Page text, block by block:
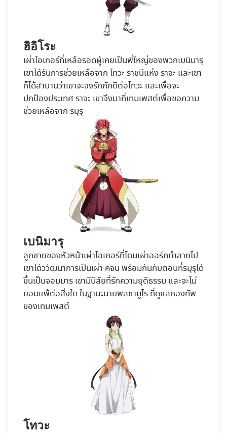
ฮิอิโระ
เผ่าโอเกอร์ที่เหลือรอดผู้เคยเป็นพี่ใหญ่ของพวกเบนิมารุ
เขาได้รับการช่วยเหลือจาก โทวะ ราชนีแห่ง ราจะ และเขา
ก็ได้สาบานว่าเขาจะจงรักภักดีต่อโทวะ และเพื่อจะ
ปกป้องประเทศ ราจะ เขาจึงมาที่เทมเพสต์เพื่อขอความ
ช่วยเหลือจาก ริมุรุ
เบนิมารุ
ลูกชายของหัวหน้าเผ่าโอเกอร์ที่โดนเผ่าออร์คทำลายไป
เขาได้วิวัฒนาการเป็นเผ่า คิจิน พร้อมกันกับตอนที่ริมุรุได้
ขึ้นเป็นจอมมาร เขามีนิสัยที่รักความยุติธรรม และจะไม่
ยอมแพ้ต่อสิ่งใด ในฐานะนายพลซามูไร ที่ดูแลกองทัพ
ของเทมเพสต์
โทวะ